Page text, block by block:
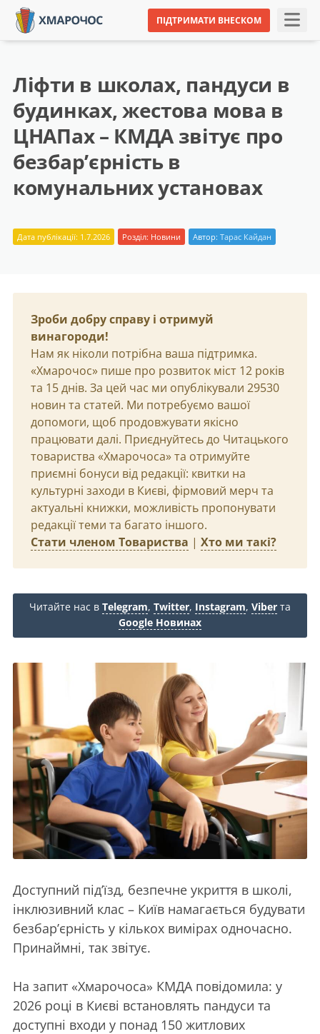
ПІДТРИМАТИ ВНЕСКОМ
Ліфти в школах, пандуси в
будинках, жестова мова в
ЦНАПах – КМДА звітує про
безбар’єрність в
комунальних установах
Дата публікації: 1.7.2026 Розділ: Новини Автор: Тарас Кайдан
Зроби добру справу і отримуй
винагороди!
Нам як ніколи потрібна ваша підтримка.
«Хмарочос» пише про розвиток міст 12 років
та 15 днів. За цей час ми опублікували 29530
новин та статей. Ми потребуємо вашої
допомоги, щоб продовжувати якісно
працювати далі. Приєднуйтесь до Читацького
товариства «Хмарочоса» та отримуйте
приємні бонуси від редакції: квитки на
культурні заходи в Києві, фірмовий мерч та
актуальні книжки, можливість пропонувати
редакції теми та багато іншого.
Стати членом Товариства | Хто ми такі?
Читайте нас в Telegram, Twitter, Instagram, Viber та
Google Новинах
Доступний під’їзд, безпечне укриття в школі,
інклюзивний клас – Київ намагається будувати
безбар’єрність у кількох вимірах одночасно.
Принаймні, так звітує.
На запит «Хмарочоса» КМДА повідомила: у
2026 році в Києві встановлять пандуси та
доступні входи у понад 150 житлових